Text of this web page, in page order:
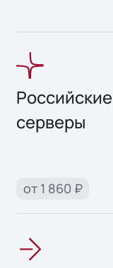
серверы
от 1 860 ₽